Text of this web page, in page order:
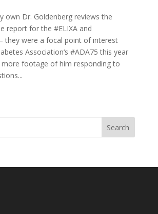
own Dr. Goldenberg reviews the
report for the #ELIXA and
they were a focal point of interest
Association‘s #ADA75 this year
more footage of him responding to